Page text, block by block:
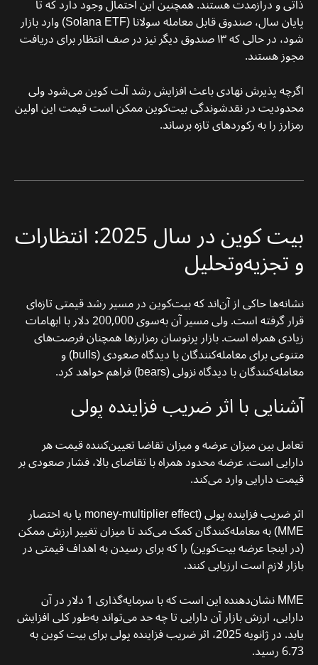
ذاتی و درازمدت هستند. همچنین این احتمال وجود دارد که تا
پایان سال، صندوق قابل معامله سولانا (Solana ETF) وارد بازار
شود، در حالی که ۱۳ صندوق دیگر نیز در صف انتظار برای دریافت
مجوز هستند.
اگرچهپذیرش نهادی باعث افزایش رشد آلت‌ کوین می‌شود ولی
محدودیت در نقدشوندگی بیت‌کوین ممکن است قیمت این اولین
رمزارز را به رکوردهای تازه برساند.
بیت کوین در سال 2025: انتظارات
و تجزیه‌وتحلیل
نشانه‌ها حاکی از آن‌اند که بیت‌کوین در مسیر رشد قیمتی تازه‌ای
قرار گرفته است. ولی مسیر آن به‌سوی 200,000 دلار با ابهامات
زیادی همراه است. بازار پرنوسان رمزارزها همچنان فرصت‌های
متنوعی برای معامله‌کنندگان با دیدگاه صعودی (bulls) و
معامله‌کنندگان با دیدگاه نزولی (bears) فراهم خواهد کرد.
آشنایی با اثر ضریب فزاینده پولی
تعامل بین میزان عرضه و میزان تقاضا تعیین‌کننده قیمت هر
دارایی است. عرضه محدود همراه با تقاضای بالا، فشار صعودی بر
قیمت دارایی وارد می‌کند.
اثر ضریب فزاینده پولی (money-multiplier effect یا به اختصار
MME) به معامله‌کنندگان کمک می‌کند تا میزان تغییر ارزش ممکن
(در اینجا عرضه بیت‌کوین) را که برای رسیدن به اهداف قیمتی در
بازار لازم است ارزیابی کنند.
MME نشان‌دهنده این است که با سرمایه‌گذاری 1 دلار در آن
دارایی، ارزش بازار آن دارایی تا چه حد می‌تواند به‌طور کلی افزایش
یابد. در ژانویه 2025، اثر ضریب فزاینده پولی برای بیت کوین به
6.73 رسید.